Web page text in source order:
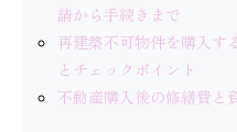
請から手続きまで
再建築不可物件を購入す
とチェックポイント
不動産購入後の修繕費と